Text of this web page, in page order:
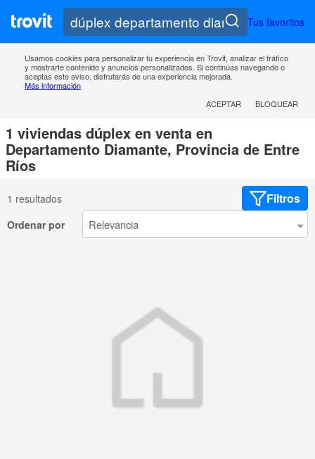
Tus favoritos
Usamos cookies para personalizar tu experiencia en Trovit, analizar el tráfico
y mostrarte contenido y anuncios personalizados. Si continúas navegando o
aceptas este aviso, disfrutarás de una experiencia mejorada.
Más información
ACEPTAR
BLOQUEAR
1 viviendas dúplex en venta en
Departamento Diamante, Provincia de Entre
Ríos
1 resultados Filtros
Ordenar por